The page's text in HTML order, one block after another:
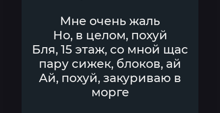
Мне очень жаль
Но, в целом, похуй
Бля, 15 этаж, со мной щас
пару сижек, блоков, ай
Ай, похуй, закуриваю в
морге